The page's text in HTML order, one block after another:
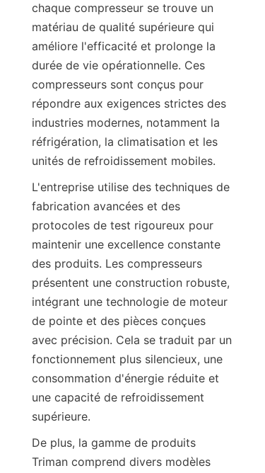
chaque compresseur se trouve un
matériau de qualité supérieure qui
améliore l'efficacité et prolonge la
durée de vie opérationnelle. Ces
compresseurs sont conçus pour
répondre aux exigences strictes des
industries modernes, notamment la
réfrigération, la climatisation et les
L'entreprise utilise des techniques de
fabrication avancées et des
protocoles de test rigoureux pour
maintenir une excellence constante
des produits. Les compresseurs
présentent une construction robuste,
intégrant une technologie de moteur
de pointe et des pièces conçues
avec précision. Cela se traduit par un
fonctionnement plus silencieux, une
consommation d'énergie réduite et
une capacité de refroidissement
De plus, la gamme de produits
Triman comprend divers modèles